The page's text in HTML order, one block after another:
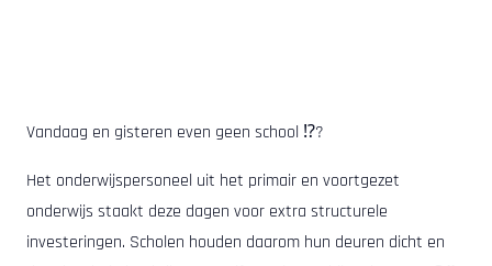
Vandaag en gisteren even geen school ⁉️?
Het onderwijspersoneel uit het primair en voortgezet
onderwijs staakt deze dagen voor extra structurele
investeringen. Scholen houden daarom hun deuren dicht en